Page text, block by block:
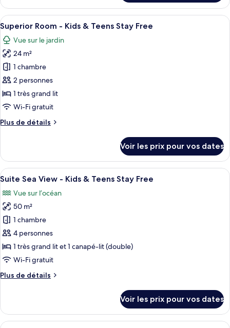
View
-
Kids
&
Teens
Stay
Free
le
type
de
chambre
Junior
Suite
Sea
View
Kids
&
Teens
Free
Afficher
toutes
les
photos
pour
ce
type
de
chambre :
Superior
Kids
&
Teens
Stay
Free
Une chambre d’hôtel équipée d’un
7
Superior Room - Kids & Teens Stay Free
Vue sur le jardin
24 m²
1 chambre
2 personnes
1 très grand lit
Wi-Fi gratuit
Plus de détails
Plus
le
type
de
Superior
Room
Kids
&
Teens
Stay
Free
Voir les prix pour vos dates
Afficher
toutes
les
photos
pour
ce
type
de
chambre :
Suite
-
Une chambre d’hôtel moderne
9
Suite Sea View - Kids & Teens Stay Free
Vue sur l’océan
50 m²
1 chambre
4 personnes
1 très grand lit et 1 canapé-lit (double)
Wi-Fi gratuit
Plus de détails
Plus
le
type
Voir les prix pour vos dates
Un salon moderne avec un canapé,